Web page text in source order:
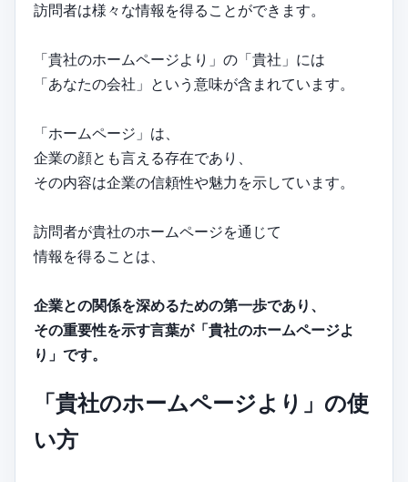
訪問者は様々な情報を得ることができます。
「貴社のホームページより」の「貴社」には
「あなたの会社」という意味が含まれています。
「ホームページ」は、
企業の顔とも言える存在であり、
その内容は企業の信頼性や魅力を示しています。
訪問者が貴社のホームページを通じて
情報を得ることは、
企業との関係を深めるための第一歩であり、
その重要性を示す言葉が「貴社のホームページよ
り」です。
「貴社のホームページより」の使
い方